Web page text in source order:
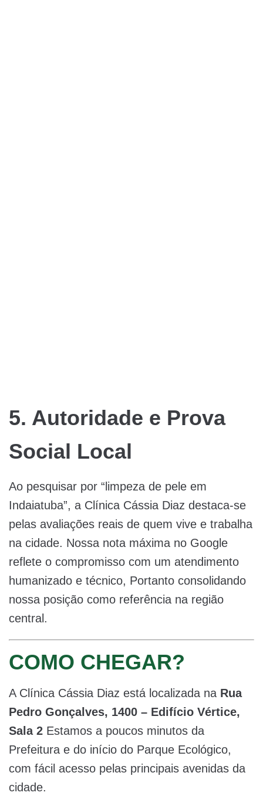
5. Autoridade e Prova
Social Local
Ao pesquisar por “limpeza de pele em
Indaiatuba”, a Clínica Cássia Diaz destaca-se
pelas avaliações reais de quem vive e trabalha
na cidade. Nossa nota máxima no Google
reflete o compromisso com um atendimento
humanizado e técnico, Portanto consolidando
nossa posição como referência na região
central.
COMO CHEGAR?
A Clínica Cássia Diaz está localizada na Rua
Pedro Gonçalves, 1400 – Edifício Vértice,
Sala 2 Estamos a poucos minutos da
Prefeitura e do início do Parque Ecológico,
com fácil acesso pelas principais avenidas da
cidade.